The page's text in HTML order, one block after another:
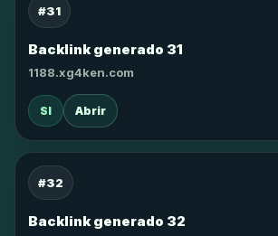
#31
Backlink generado 31
1188.xg4ken.com
SI Abrir
#32
Backlink generado 32